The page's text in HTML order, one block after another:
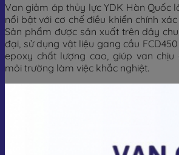
Van giảm áp thủy lực YDK Hàn Quốc
nổi bật với cơ chế điều khiển chính
Sản phẩm được sản xuất trên dây
đại, sử dụng vật liệu gang cầu
epoxy chất lượng cao, giúp van
môi trường làm việc khắc nghiệt.